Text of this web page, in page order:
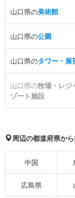
山口県の美術館
山口県の公園
山口県のタワー・展
山口県の牧場・レジ
ゾート施設
周辺の都道府県か
中国
広島県